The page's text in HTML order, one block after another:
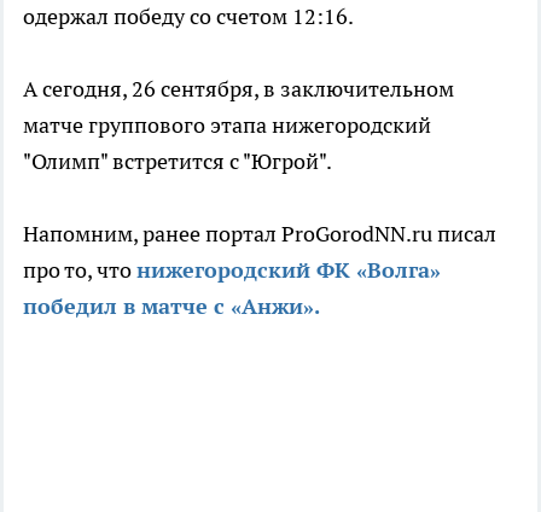
одержал победу со счетом 12:16.
А сегодня, 26 сентября, в заключительном
матче группового этапа нижегородский
"Олимп" встретится с "Югрой".
Напомним, ранее портал ProGorodNN.ru писал
про то, чтонижегородский ФК «Волга»
победил в матче с «Анжи».